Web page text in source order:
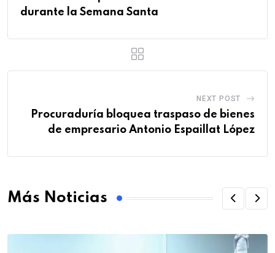
durante la Semana Santa
NEXT POST
Procuraduría bloquea traspaso de bienes
de empresario Antonio Espaillat López
Más Noticias